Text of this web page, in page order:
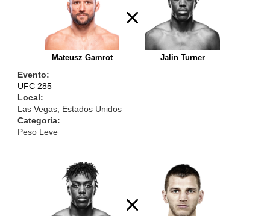
Mateusz Gamrot Jalin Turner
Evento:
UFC 285
Local:
Las Vegas, Estados Unidos
Categoria:
Peso Leve